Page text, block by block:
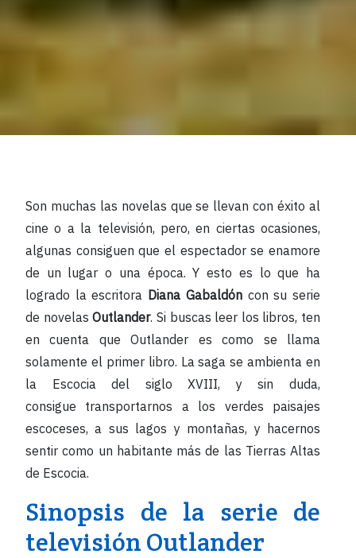
Son muchas las novelas que se llevan con éxito al
cine o a la televisión, pero, en ciertas ocasiones,
algunas consiguen que el espectador se enamore
de un lugar o una época. Y esto es lo que ha
logrado la escritora Diana Gabaldóncon su serie
de novelasOutlander. Si buscas leer los libros, ten
en cuenta que Outlander es como se llama
solamente el primer libro. La saga se ambienta en
la Escocia del siglo XVIII, y sin duda,
consigue transportarnos a los verdes paisajes
escoceses, a sus lagos y montañas, y hacernos
sentir como un habitante más de las Tierras Altas
de Escocia.
Sinopsis de la serie de
televisión Outlander